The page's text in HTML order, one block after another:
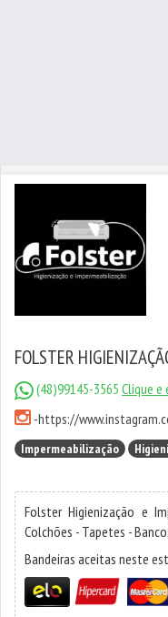
FOLSTER
(48)99145-3565 Clique e
-https://
Impermeabilização
Folster Higienização e
Colchões - Tapetes -
Bandeiras aceitas neste